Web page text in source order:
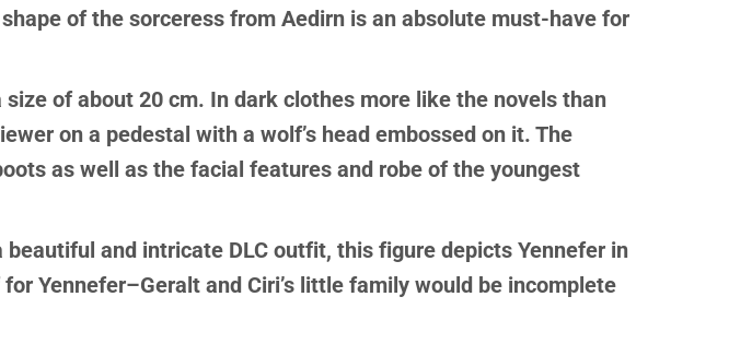
of the sorceress from Aedirn is an absolute must-have for
of about 20 cm. In dark clothes more like the novels than
on a pedestal with a wolf’s head embossed on it. The
as well as the facial features and robe of the youngest
and intricate DLC outfit, this figure depicts Yennefer in
Yennefer–Geralt and Ciri’s little family would be incomplete